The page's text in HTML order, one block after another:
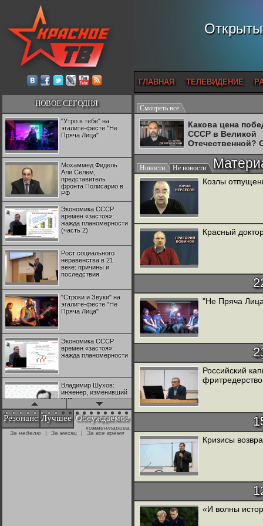
ГЛАВНАЯ ТЕЛЕВИДЕНИЕ
НОВОЕ СЕГОДНЯ
"Утро в тебе" на
эгалите-фесте "Не
Пряча Лица"
Мохаммед Фидель
Али Селем,
представитель
фронта Полисарио в
РФ
Экономика СССР
времен «застоя»:
жажда планомерности
(часть 2)
Рост социального
неравенства в 21
веке: причины и
последствия
"Строки и Звуки" на
эгалите-фесте "Не
Пряча Лица"
Экономика СССР
времен «застоя»:
жажда планомерности
Владимир Шухов:
инженер, изменивший
мир
"Аркадий Коц" на
эгалите-фесте "Не
Резонанс Лучшее Обсуждаемое
комментариев:
За неделю
| За месяц | За все время
Смотреть все
Какова цена
СССР в Великой
Отечественной?
Двуреченский о
потерянной
Новости Не новости
Козлы
Красный
"Не Пряча
Российский
Кризисы
«И волны